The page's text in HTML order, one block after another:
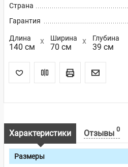
Страна
Гарантия
Длина
140 см
Ширина
70 см
Глубина
39 см
Характеристики Отзывы 0
Размеры